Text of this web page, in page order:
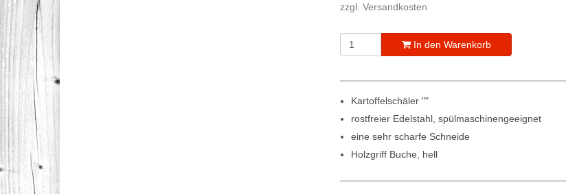
zzgl.Versandkosten
In den Warenkorb
Kartoffelschäler ""
rostfreier Edelstahl, spülmaschinengeeignet
eine sehr scharfe Schneide
Holzgriff Buche, hell